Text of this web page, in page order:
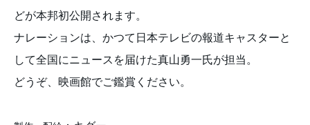
どが本邦初公開されます。
ナレーションは、かつて日本テレビの報道キャスターと
して全国にニュースを届けた真山勇一氏が担当。
どうぞ、映画館でご鑑賞ください。